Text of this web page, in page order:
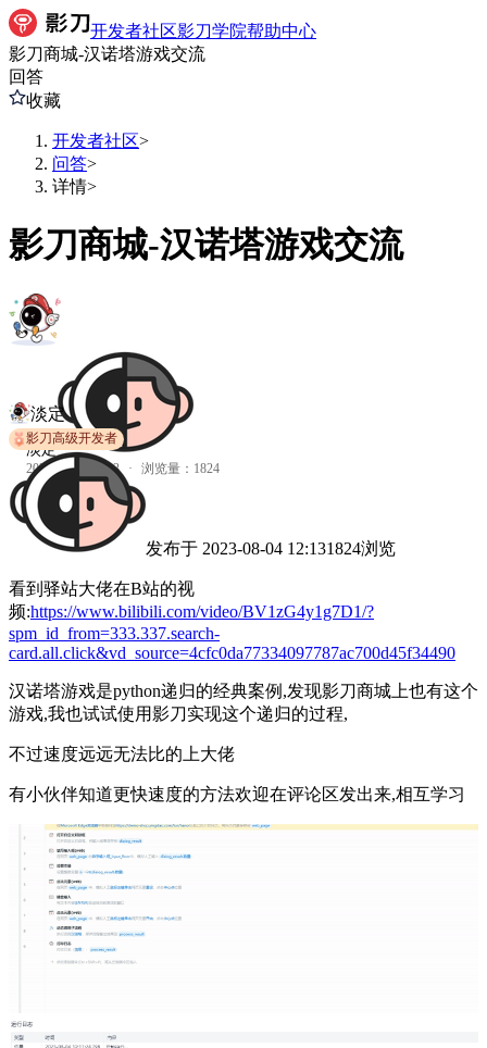
开发者社区影刀学院帮助中心
影刀商城-汉诺塔游戏交流
回答
收藏
开发者社区>
问答>
详情>
影刀商城-汉诺塔游戏交流
淡定
2023-08-04 12:13 · 浏览量： 1824
淡定
影刀高级开发者
发布于 2023-08-04 12:131824浏览
看到驿站大佬在B站的视
频:https://www.bilibili.com/video/BV1zG4y1g7D1/?
spm_id_from=333.337.search-
card.all.click&vd_source=4cfc0da77334097787ac700d45f34490
汉诺塔游戏是python递归的经典案例,发现影刀商城上也有这个
游戏,我也试试使用影刀实现这个递归的过程,
不过速度远远无法比的上大佬
有小伙伴知道更快速度的方法欢迎在评论区发出来,相互学习